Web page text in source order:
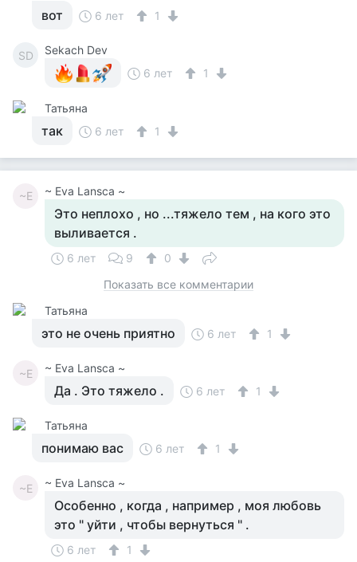
вот 6 лет 1
SD
Sekach Dev
6 лет
1
Татьяна
так 6 лет 1
~E ~ Eva Lansca ~
Это неплохо , но ...тяжело тем , на кого это
выливается .
6 лет 9
0
Показать все комментарии
Татьяна
это не очень приятно 6 лет 1
~E ~ Eva Lansca ~
Да . Это тяжело . 6 лет 1
Татьяна
понимаю вас 6 лет 1
~E ~ Eva Lansca ~
Особенно , когда , например , моя любовь
это " уйти , чтобы вернуться " .
6 лет 1